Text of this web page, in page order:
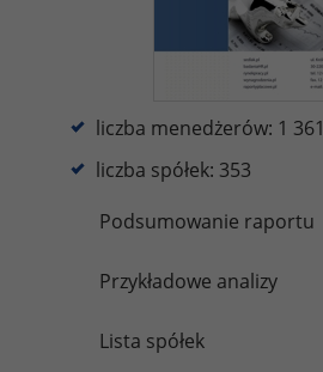
liczba menedżerów: 1 361
liczba spółek: 353
Podsumowanie raportu
Przykładowe analizy
Lista spółek